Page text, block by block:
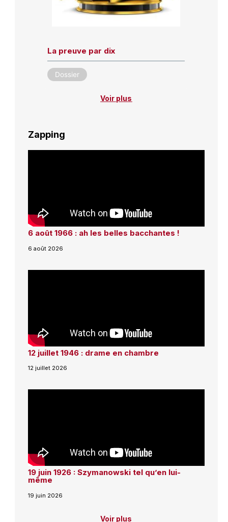
La preuve par dix
Dossier
Voir plus
Zapping
6 août 1966 : ah les belles bacchantes !
6 août 2026
12 juillet 1946 : drame en chambre
12 juillet 2026
19 juin 1926 : Szymanowski tel qu’en lui-
même
19 juin 2026
Voir plus